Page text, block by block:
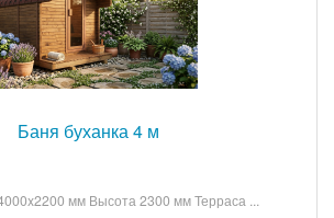
Баня буханка 4 м
мм Высота 2300 мм Терраса ...